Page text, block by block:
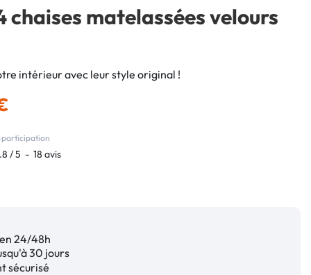
chaises matelassées velours
intérieur avec leur style original !
/5 - 18 avis
24/48h
30 jours
sécurisé